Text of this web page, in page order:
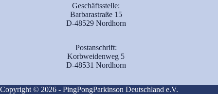
Geschäftsstelle:
Barbarastraße 15
D-48529 Nordhorn
Postanschrift:
Korbweidenweg 5
D-48531 Nordhorn
Copyright © 2026 - PingPongParkinson Deutschland e.V.